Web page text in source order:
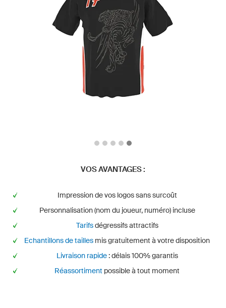
VOS AVANTAGES :
Impression de vos logos sans surcoût
Personnalisation (nom du joueur, numéro) incluse
Tarifsdégressifs attractifs
Echantillons de tailles mis gratuitement à votre disposition
Livraison rapide: délais 100% garantis
Réassortiment possible à tout moment